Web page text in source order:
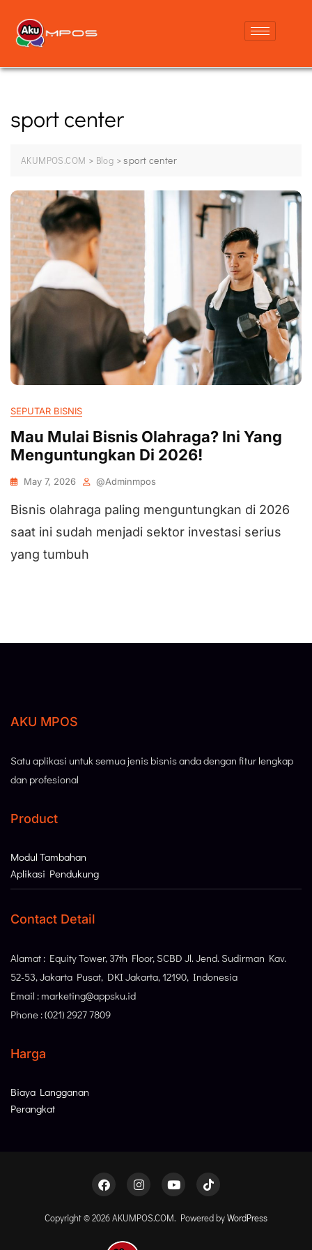
sport center
AKUMPOS.COM > Blog >sport center
SEPUTAR BISNIS
Mau Mulai Bisnis Olahraga? Ini Yang
Menguntungkan Di 2026!
May 7, 2026 @adminmpos
Bisnis olahraga paling menguntungkan di 2026
saat ini sudah menjadi sektor investasi serius
yang tumbuh
AKU MPOS
Satu aplikasi untuk semua jenis bisnis anda dengan fitur lengkap
dan profesional
Product
Modul Tambahan
Aplikasi Pendukung
Contact Detail
Alamat : Equity Tower, 37th Floor, SCBD Jl. Jend. Sudirman Kav.
52-53, Jakarta Pusat, DKI Jakarta, 12190, Indonesia
Email : marketing@appsku.id
Phone : (021) 2927 7809
Harga
Biaya Langganan
Perangkat
Copyright © 2026 AKUMPOS.COM. Powered byWordPress